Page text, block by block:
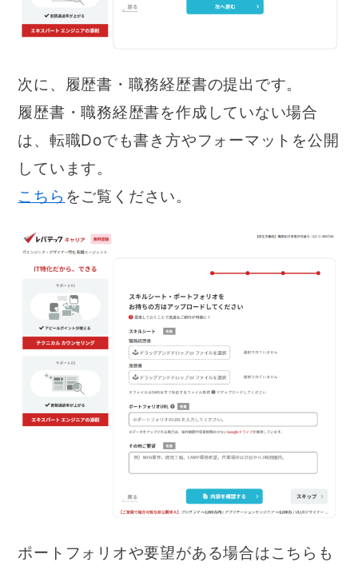
次に、履歴書・職務経歴書の提出です。
履歴書・職務経歴書を作成していない場合
は、転職Doでも書き方やフォーマットを公開
しています。
こちら をご覧ください。
ポートフォリオや要望がある場合はこちらも